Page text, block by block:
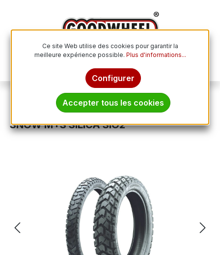
HEIDENAU 90/90 - 21 M/C TT 54T K60
SNOW M+S SILICA SIO2
Ignorer la galerie d'images
Ce site Web utilise des cookies pour garantir la
meilleure expérience possible. Plus d'informations...
Configurer
Accepter tous les cookies